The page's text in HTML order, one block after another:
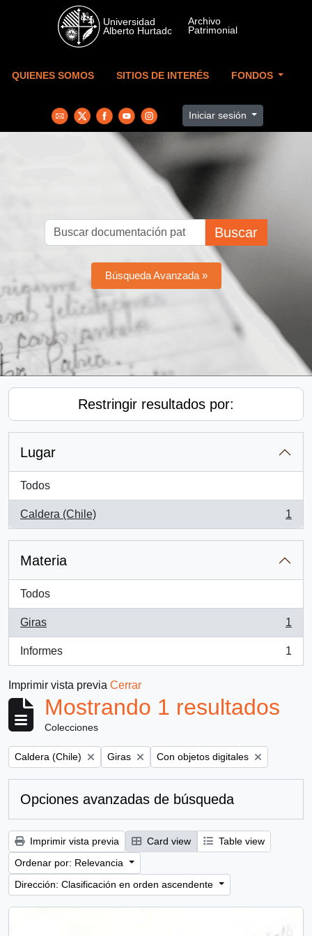
Skip to main content
QUIENES SOMOS SITIOS DE INTERÉS FONDOS
Iniciar sesión
Buscar
Búsqueda Avanzada »
Restringir resultados por:
Lugar
Todos
Caldera (Chile)
, 1 resultados
1
Materia
Todos
Giras
, 1 resultados
1
Informes
, 1 resultados
1
Imprimir vista previa Cerrar
Mostrando 1 resultados
Colecciones
Remove filter:
Caldera (Chile) Remove filter:
Giras Remove filter:
Con objetos digitales
Opciones avanzadas de búsqueda
Imprimir vista previa Card view
Table view
Ordenar por: Relevancia
Dirección: Clasificación en orden ascendente